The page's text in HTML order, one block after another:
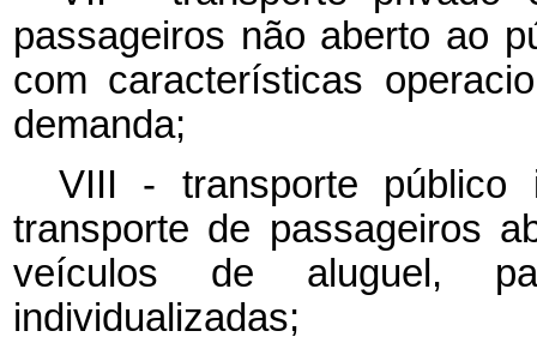
passageiros não aberto ao
com características
demanda;
VIII - transporte público
transporte de passageiros
veículos de aluguel,
individualizadas;